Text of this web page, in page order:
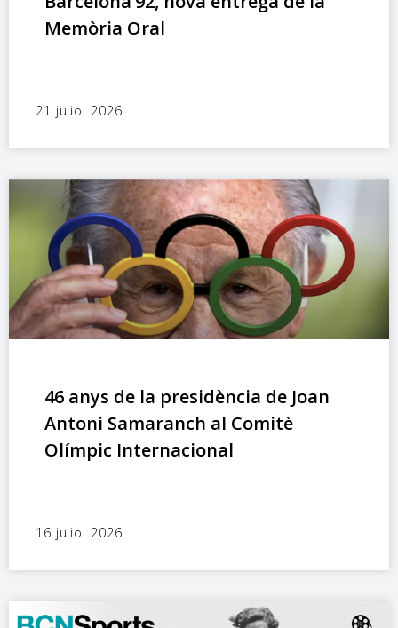
Memòria Oral
21 juliol 2026
46 anys de la presidència de Joan
Antoni Samaranch al Comitè
Olímpic Internacional
16 juliol 2026